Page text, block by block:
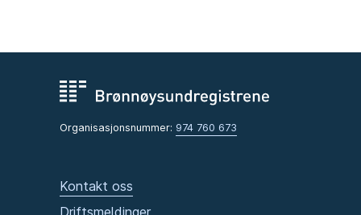
Organisasjonsnummer: 974 760 673
Kontakt oss